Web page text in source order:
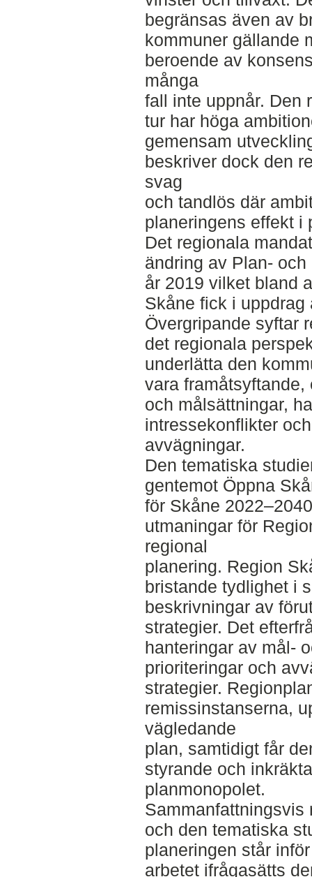
begränsas även av
kommuner gällande
beroende av
många
fall inte uppnår. Den
tur har höga
gemensam
beskriver dock den
svag
och tandlös där
planeringens effekt i
Det regionala
ändring av Plan-
år 2019 vilket bland
Skåne fick i uppdrag
Övergripande syftar
det regionala
underlätta den
vara
och målsättningar,
intressekonflikter
avvägningar.
Den tematiska
gentemot Öppna
för Skåne
utmaningar för
regional
planering. Region
bristande tydlighet i
beskrivningar av
strategier. Det
hanteringar av mål-
prioriteringar och
strategier.
remissinstanserna,
vägledande
plan, samtidigt får
styrande och
planmonopolet.
Sammanfattningsvis
och den tematiska
planeringen står
arbetet ifrågasätts